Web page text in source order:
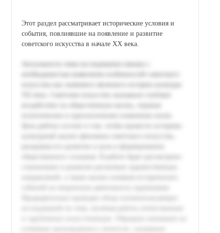
Этот раздел рассматривает исторические условия и
события, повлиявшие на появление и развитие
советского искусства в начале XX века.